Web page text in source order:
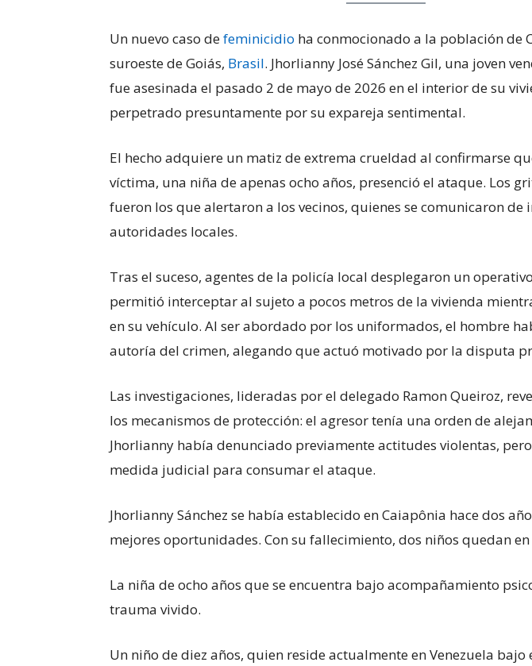
Un nuevo caso defeminicidio ha conmocionado a la población de
suroeste de Goiás, Brasil. Jhorlianny José Sánchez Gil, una joven
fue asesinada el pasado 2 de mayo de 2026 en el interior de su
perpetrado presuntamente por su expareja sentimental.
El hecho adquiere un matiz de extrema crueldad al confirmarse
víctima, una niña de apenas ocho años, presenció el ataque. Los
fueron los que alertaron a los vecinos, quienes se comunicaron de
autoridades locales.
Tras el suceso, agentes de la policía local desplegaron un
permitió interceptar al sujeto a pocos metros de la vivienda
en su vehículo. Al ser abordado por los uniformados, el hombre
autoría del crimen, alegando que actuó motivado por la disputa
Las investigaciones, lideradas por el delegado Ramon Queiroz,
los mecanismos de protección: el agresor tenía una orden de
Jhorlianny había denunciado previamente actitudes violentas,
medida judicial para consumar el ataque.
Jhorlianny Sánchez se había establecido en Caiapônia hace dos
mejores oportunidades. Con su fallecimiento, dos niños quedan
La niña de ocho años que se encuentra bajo acompañamiento
trauma vivido.
Un niño de diez años, quien reside actualmente en Venezuela bajo